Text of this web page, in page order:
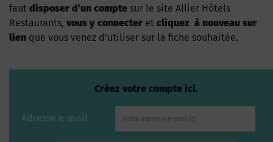
faut disposer d’un compte sur le site Allier Hôtels
Restaurants, vous y connecter et cliquez à nouveau sur
lien que vous venez d’utiliser sur la fiche souhaitée.
Créez votre compte ici.
Adresse e-mail